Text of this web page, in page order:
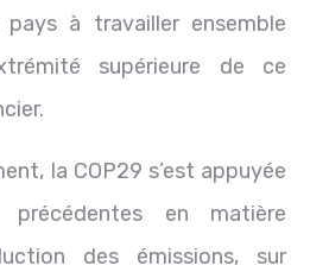
à travailler ensemble
supérieure de ce
la COP29 s’est appuyée
en matière
des émissions, sur